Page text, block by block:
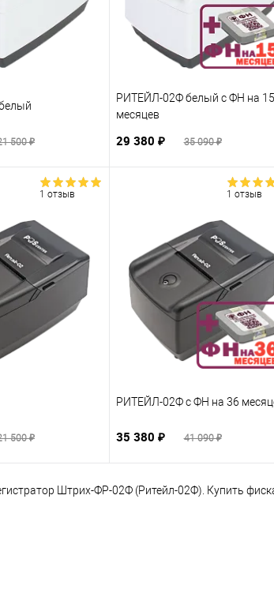
500 ₽
РИТЕЙЛ-02Ф белый с ФН на 15
месяцев
29 380 ₽ 35 090 ₽
1 отзыв
500 ₽
1 отзыв
РИТЕЙЛ-02Ф с ФН на 36
35 380 ₽ 41 090 ₽
Штрих-ФР-02Ф (Ритейл-02Ф). Купить